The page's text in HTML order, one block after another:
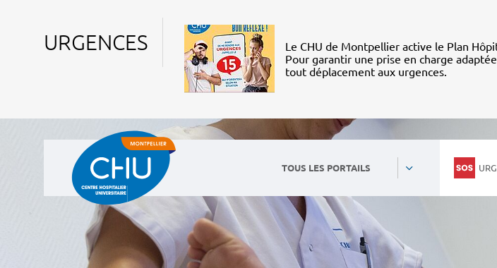
URGENCES
Le CHU de Montpellier active le Plan
Pour garantir une prise en charge
tout déplacement aux urgences.
TOUS LES PORTAILS